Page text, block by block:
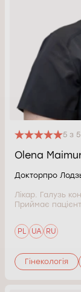
5 з 5
Olena
Докторпро
Лікар. Галузь
Приймає
PL UA RU
Гінекологія